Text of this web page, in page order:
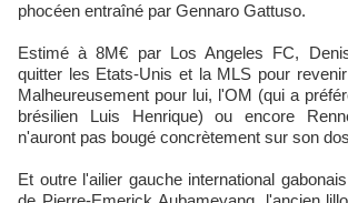
phocéen entraîné par Gennaro Gattuso.
Estimé à 8M€ par Los Angeles FC,
quitter les Etats-Unis et la MLS pour
Malheureusement pour lui, l'OM (qui a
brésilien Luis Henrique) ou encore
n'auront pas bougé concrètement sur son
Et outre l'ailier gauche international